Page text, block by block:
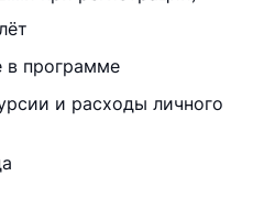
в программе
и расходы личного